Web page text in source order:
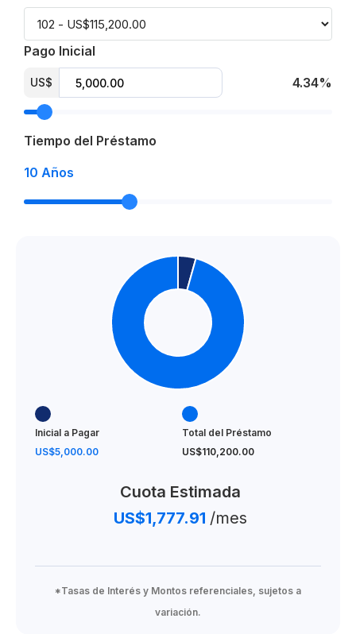
Pago Inicial
US$ 4.34%
Tiempo del Préstamo
10 Años
Inicial a Pagar
US$5,000.00
Total del Préstamo
US$110,200.00
Cuota Estimada
US$1,777.91 /mes
*Tasas de Interés y Montos referenciales, sujetos a
variación.